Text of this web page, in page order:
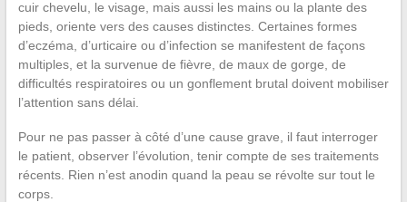
cuir chevelu, le visage, mais aussi les mains ou la plante des
pieds, oriente vers des causes distinctes. Certaines formes
d’eczéma, d’urticaire ou d’infection se manifestent de façons
multiples, et la survenue de fièvre, de maux de gorge, de
difficultés respiratoires ou un gonflement brutal doivent mobiliser
l’attention sans délai.
Pour ne pas passer à côté d’une cause grave, il faut interroger
le patient, observer l’évolution, tenir compte de ses traitements
récents. Rien n’est anodin quand la peau se révolte sur tout le
corps.